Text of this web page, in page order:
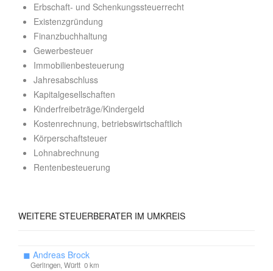
Erbschaft- und Schenkungssteuerrecht
Existenzgründung
Finanzbuchhaltung
Gewerbesteuer
Immobilienbesteuerung
Jahresabschluss
Kapitalgesellschaften
Kinderfreibeträge/Kindergeld
Kostenrechnung, betriebswirtschaftlich
Körperschaftsteuer
Lohnabrechnung
Rentenbesteuerung
WEITERE STEUERBERATER IM UMKREIS
◼ Andreas Brock
Gerlingen, Württ 0 km